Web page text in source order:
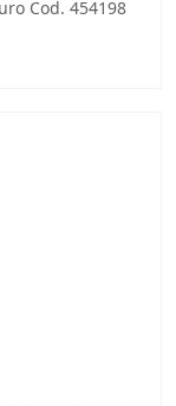
Cod. 454198